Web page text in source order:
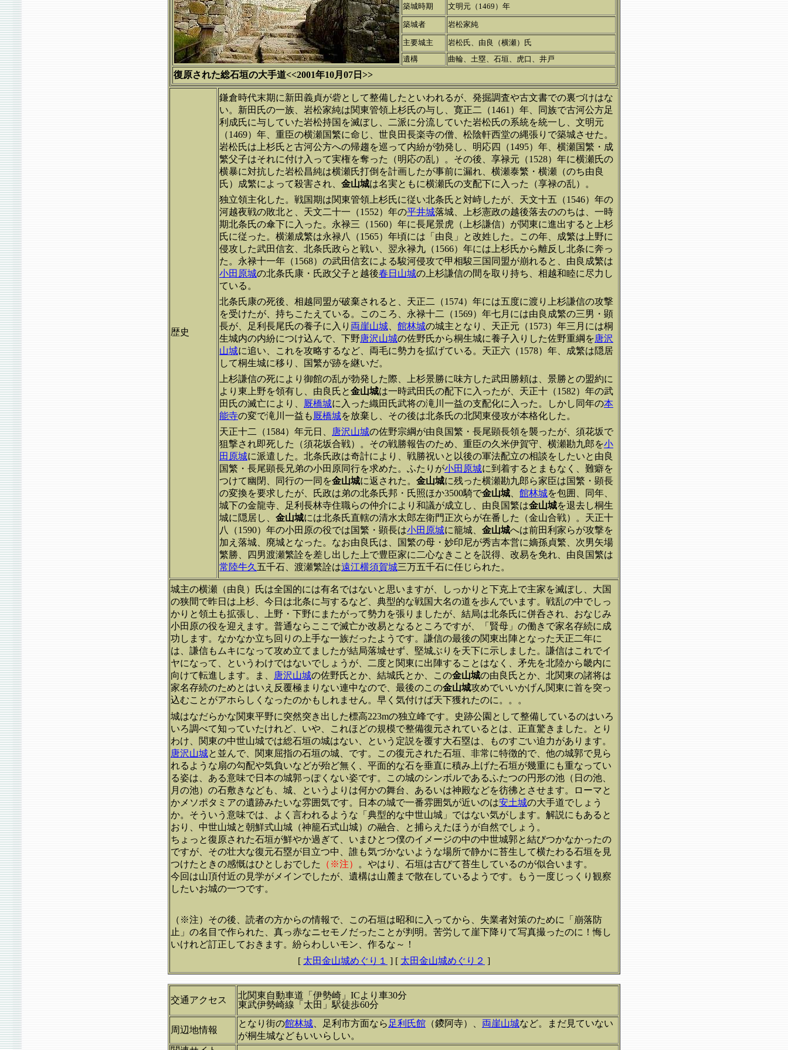
築城時期 文明元（1469）年
築城者 岩松家純
主要城主
岩松氏、由良（横瀬）氏
遺構
曲輪、土塁、石垣、虎口、井戸
復原された総石垣の大手道<<2001年10月07日>>
歴史
鎌倉時代末期に新田義貞が砦として整備したといわれるが、発掘調査や古文書での裏づけはな
い。新田氏の一族、岩松家純は関東管領上杉氏の与し、寛正二（1461）年、同族で古河公方足
利成氏に与していた岩松持国を滅ぼし、二派に分流していた岩松氏の系統を統一し、文明元
（1469）年、重臣の横瀬国繁に命じ、世良田長楽寺の僧、松陰軒西堂の縄張りで築城させた。
岩松氏は上杉氏と古河公方への帰趨を巡って内紛が勃発し、明応四（1495）年、 横瀬国繁・成
繁父子はそれに付け入って実権を奪った（明応の乱）。その後、享禄元（1528）年に横瀬氏の
横暴に対抗した岩松昌純は横瀬氏打倒を計画したが事前に漏れ、横瀬泰繁・横瀬（のち由良
氏）成繁によって殺害され、 金山城は名実ともに横瀬氏の支配下に入った（享禄の乱）。
独立領主化した。戦国期は関東管領上杉氏に従い北条氏と対峙したが、天文十五（1546）年の
河越夜戦の敗北と、天文二十一（1552）年の平井城落城、上杉憲政の越後落去ののちは、一時
期北条氏の傘下に入った。永禄三（1560）年に長尾景虎（上杉謙信）が関東に進出すると上杉
氏に従った。横瀬成繁は永禄八（1565）年頃には「由良」と改姓した。この年、成繁は上野に
侵攻した武田信玄、北条氏政らと戦い、翌永禄九（1566）年には上杉氏から離反し北条に奔っ
た。永禄十一年（1568）の武田信玄による駿河侵攻で甲相駿三国同盟が崩れると、由良成繁は
小田原城の北条氏康・氏政父子と越後春日山城の上杉謙信の間を取り持ち、相越和睦に尽力し
ている。
北条氏康の死後、相越同盟が破棄されると、天正二（1574）年には五度に渡り上杉謙信の攻撃
を受けたが、持ちこたえている。このころ、永禄十二（1569）年七月には由良成繁の三男・顕
長が、足利長尾氏の養子に入り 両崖山城 館林城の城主となり、天正元（1573）年三月には桐
生城内の内紛につけ込んで、下野唐沢山城の佐野氏から桐生城に養子入りした佐野重綱を唐沢
山城に追い、これを攻略するなど、両毛に勢力を拡げている。天正六（1578）年、成繁は隠居
して桐生城に移り、国繁が跡を継いだ。
上杉謙信の死により御館の乱が勃発した際、上杉景勝に味方した武田勝頼は、景勝との盟約に
より東上野を領有し、由良氏と金山城は一時武田氏の配下に入ったが、天正十（1582）年の武
田氏の滅亡により、 厩橋城に入った織田氏武将の滝川一益の支配化に入った。しかし同年の本
能寺の変で滝川一益も厩橋城を放棄し、その後は北条氏の北関東侵攻が本格化した。
天正十二（1584）年元日、
唐沢山城の佐野宗綱が由良国繁・長尾顕長領を襲ったが、須花坂で
狙撃され即死した（須花坂合戦）。その戦勝報告のため、重臣の久米伊賀守、横瀬勘九郎を小
田原城に派遣した。北条氏政は奇計により、戦勝祝いと以後の軍法配立の相談をしたいと由良
国繁・長尾顕長兄弟の小田原同行を求めた。ふたりが小田原城に到着するとまもなく、難癖を
つけて幽閉、同行の一同を金山城に返された。 金山城に残った横瀬勘九郎ら家臣は国繁・顕長
の変換を要求したが、氏政は弟の北条氏邦・氏照ほか3500騎で金山城 館林城を包囲、同年、
城下の金龍寺、足利長林寺住職らの仲介により和議が成立し、由良国繁は金山城を退去し桐生
城に隠居し、 金山城には北条氏直轄の清水太郎左衛門正次らが在番した（金山合戦）。天正十
八（1590）年の小田原の役では国繁・顕長は小田原城に籠城、 金山城へは前田利家らが攻撃を
加え落城、廃城となった。なお由良氏は、国繁の母・妙印尼が秀吉本営に嫡孫貞繁、次男矢場
繁勝、四男渡瀬繁詮を差し出した上で豊臣家に二心なきことを説得、改易を免れ、由良国繁は
常陸牛久 五千石、渡瀬繁詮は遠江横須賀城三万五千石に任じられた。
城主の横瀬（由良）氏は全国的には有名ではないと思いますが、しっかりと下克上で主家を滅ぼし、大国
の狭間で昨日は上杉、今日は北条に与するなど、典型的な戦国大名の道を歩んでいます。戦乱の中でしっ
かりと領土も拡張し、上野・下野にまたがって勢力を張りましたが、結局は北条氏に併呑され、おなじみ
小田原の役を迎えます。普通ならここで滅亡か改易となるところですが、「賢母」の働きで家名存続に成
功します。なかなか立ち回りの上手な一族だったようです。謙信の最後の関東出陣となった天正二年に
は、謙信もムキになって攻め立てましたが結局落城せず、堅城ぶりを天下に示しました。謙信はこれでイ
ヤになって、というわけではないでしょうが、二度と関東に出陣することはなく、矛先を北陸から畿内に
向けて転進します。ま、
唐沢山城の佐野氏とか、結城氏とか、この金山城の由良氏とか、北関東の諸将は
家名存続のためとはいえ反覆極まりない連中なので、最後のこの金山城攻めでいいかげん関東に首を突っ
込むことがアホらしくなったのかもしれません。早く気付けば天下獲れたのに。。。
城はなだらかな関東平野に突然突き出した標高223mの独立峰です。史跡公園として整備しているのはいろ
いろ調べて知っていたけれど、いや、これほどの規模で整備復元されているとは、正直驚きました。とり
わけ、関東の中世山城では総石垣の城はない、という定説を覆す大石塁は、ものすごい迫力があります。
唐沢山城と並んで、関東屈指の石垣の城、です。この復元された石垣、非常に特徴的で、他の城郭で見ら
れるような扇の勾配や気負いなどが殆ど無く、平面的な石を垂直に積み上げた石垣が幾重にも重なってい
る姿は、ある意味で日本の城郭っぽくない姿です。この城のシンボルであるふたつの円形の池（日の池、
月の池）の石敷きなども、城、というよりは何かの舞台、あるいは神殿などを彷彿とさせます。ローマと
かメソポタミアの遺跡みたいな雰囲気です。日本の城で一番雰囲気が近いのは安土城の大手道でしょう
か。そういう意味では、よく言われるような「典型的な中世山城」ではない気がします。解説にもあると
おり、中世山城と朝鮮式山城（神籠石式山城）の融合、と捕らえたほうが自然でしょう。
ちょっと復原された石垣が鮮やか過ぎて、いまひとつ僕のイメージの中の中世城郭と結びつかなかったの
ですが、その壮大な復元石塁が目立つ中、誰も気づかないような場所で静かに苔生して横たわる石垣を見
つけたときの感慨はひとしおでした
（※注）
。やはり、石垣は古びて苔生しているのが似合います。
今回は山頂付近の見学がメインでしたが、遺構は山麓まで散在しているようです。もう一度じっくり観察
したいお城の一つです。
（※注）その後、読者の方からの情報で、この石垣は昭和に入ってから、失業者対策のために「崩落防
止」の名目で作られた、真っ赤なニセモノだったことが判明。苦労して崖下降りて写真撮ったのに！悔し
いけれど訂正しておきます。紛らわしいモン、作るな～！
[ 太田金山城めぐり１ ] [ 太田金山城めぐり２ ]
交通アクセス
北関東自動車道「伊勢崎」ICより車30分
東武伊勢崎線「太田」駅徒歩60分
周辺地情報
となり街の館林城 、足利市方面なら 足利氏館 （鑁阿寺）、 両崖山城など。まだ見ていない
が桐生城などもいいらしい。